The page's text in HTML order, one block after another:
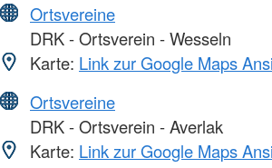
Ortsvereine
DRK - Ortsverein - Wesseln
Karte: Link zur Google Maps
Ortsvereine
DRK - Ortsverein - Averlak
Karte: Link zur Google Maps